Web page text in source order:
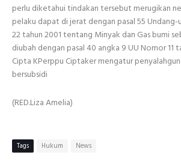
perlu diketahui tindakan tersebut merugikan
pelaku dapat di jerat dengan pasal 55
22 tahun 2001 tentang Minyak dan Gas bumi
diubah dengan pasal 40 angka 9 UU Nomor 11
Cipta KPerppu Ciptaker mengatur
bersubsidi
(RED.Liza Amelia)
Tags Hukum News